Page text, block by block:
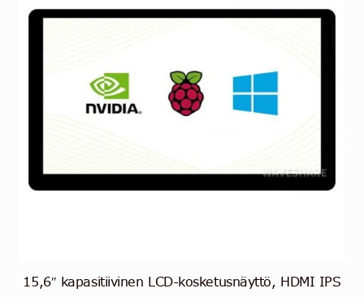
15,6″ kapasitiivinen LCD-kosketusnäyttö, HDMI IPS